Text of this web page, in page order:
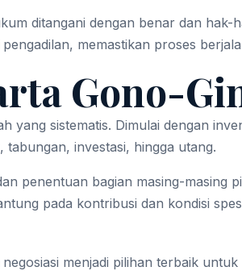
ditangani dengan benar dan
memastikan proses
Gono-
sistematis. Dimulai dengan
investasi, hingga utang.
penentuan bagian masing-masing
pada kontribusi dan kondisi
menjadi pilihan terbaik